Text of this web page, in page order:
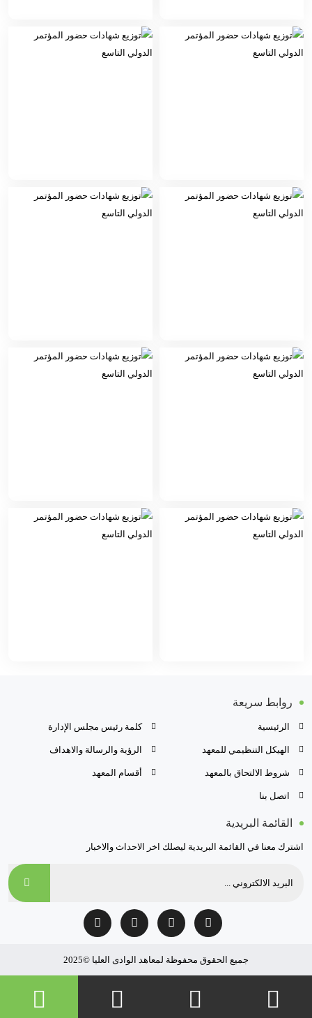
روابط سريعة
الرئيسية كلمة رئيس مجلس الإدارة
الهيكل التنظيمي للمعهد الرؤية والرسالة والاهداف
شروط الالتحاق بالمعهد أقسام المعهد
اتصل بنا
القائمة البريدية
اشترك معنا في القائمة البريدية ليصلك اخر الاحداث والاخبار
جميع الحقوق محفوظة لمعاهد الوادى العليا ©2025